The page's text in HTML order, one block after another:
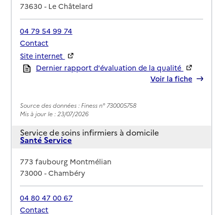
73630-Le Châtelard
04 79 54 99 74
Contact
Site internet
Rapport HAS
Dernier rapport d'évaluation de la qualité
Voir la fiche
Source des données : Finess n° 730005758
Mis à jour le : 23/07/2026
Service de soins infirmiers à domicile
Santé Service
Adresse
773 faubourg Montmélian
73000-Chambéry
04 80 47 00 67
Contact